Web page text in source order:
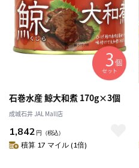
石巻水産 鯨大和煮 170g×3個
成城石井 JAL Mall店
1,842 円 （税込）
積算 17 マイル (1倍)